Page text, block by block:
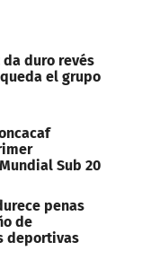
da duro revés
el grupo
Sub 20
penas
de
deportivas